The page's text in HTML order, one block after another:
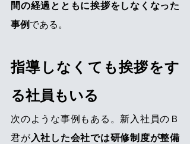
間の経過とともに挨拶をしなくなった
事例 である。
指導しなくても挨拶をす
る社員もいる
次のような事例もある。新入社員のＢ
君が入社した会社では研修制度が整備